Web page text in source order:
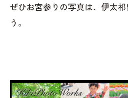
ぜひお宮参りの写真は、伊太
う。